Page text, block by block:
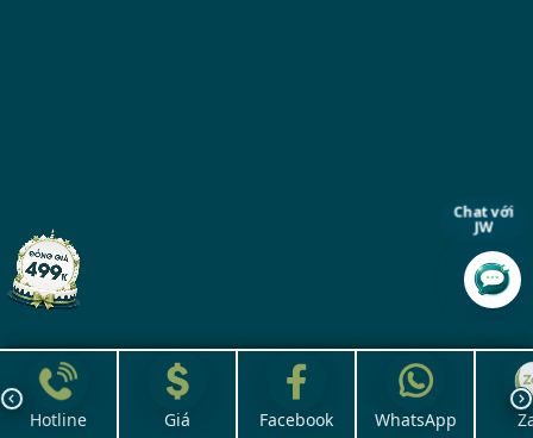
Hotline Giá Facebook WhatsApp
Chat với
JW